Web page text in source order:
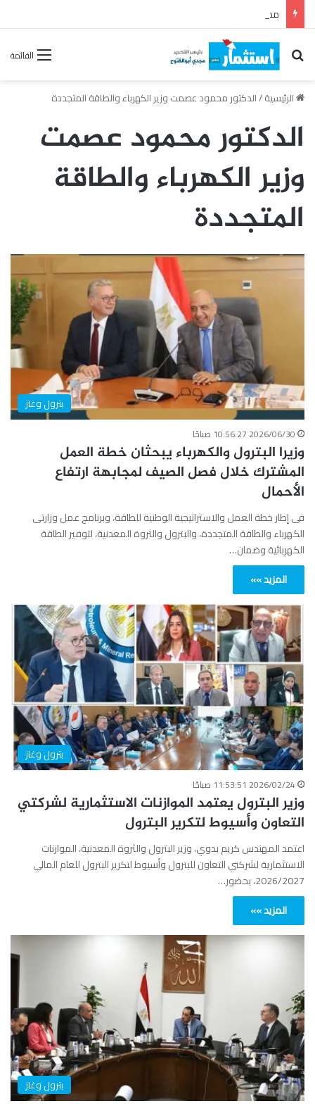
القائمة بحث عن
الرئيسية/الدكتور محمود عصمت وزير الكهرباء والطاقة المتجددة
الدكتور محمود عصمت
وزير الكهرباء والطاقة
المتجددة
بترول وغاز
2026/06/30 10:56:27 صباحًا
وزيرا البترول والكهرباء يبحثان خطة العمل
المشترك خلال فصل الصيف لمجابهة ارتفاع
الأحمال
فى إطار خطة العمل والاستراتيجية الوطنية للطاقة، وبرنامج عمل وزارتى
الكهرباء والطاقة المتجددة، والبترول والثروة المعدنية، لتوفير الطاقة
الكهربائية وضمان…
المزيد »»
بترول وغاز
2026/02/24 11:53:51 صباحًا
وزير البترول يعتمد الموازنات الاستثمارية لشركتي
التعاون وأسيوط لتكرير البترول
اعتمد المهندس كريم بدوي، وزير البترول والثروة المعدنية، الموازنات
الاستثمارية لشركتي التعاون للبترول وأسيوط لتكرير البترول للعام المالي
2026/2027، بحضور…
المزيد »»
بترول وغاز